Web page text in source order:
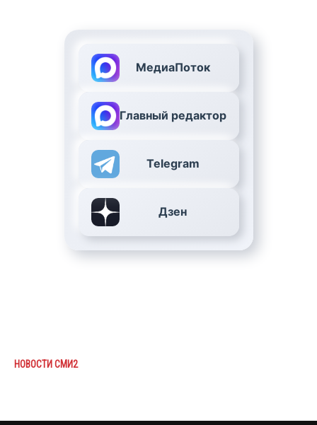
МедиаПоток
Главный редактор
Telegram
Дзен
НОВОСТИ СМИ2